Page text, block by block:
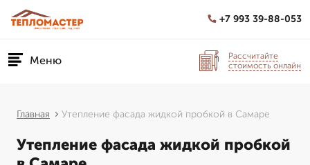
+7 993 39-88-053
Меню
Рассчитайте
стоимость онлайн
Главная Утепление фасада жидкой пробкой в Самаре
Утепление фасада жидкой пробкой